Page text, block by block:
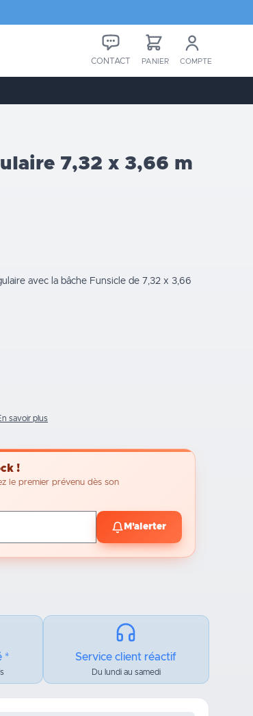
CONTACT PANIER COMPTE
7,32 x 3,66 m
avec la bâche Funsicle de 7,32 x 3,66
savoir plus
!
le premier prévenu dès son
M'alerter
* Service client réactif
Du lundi au samedi